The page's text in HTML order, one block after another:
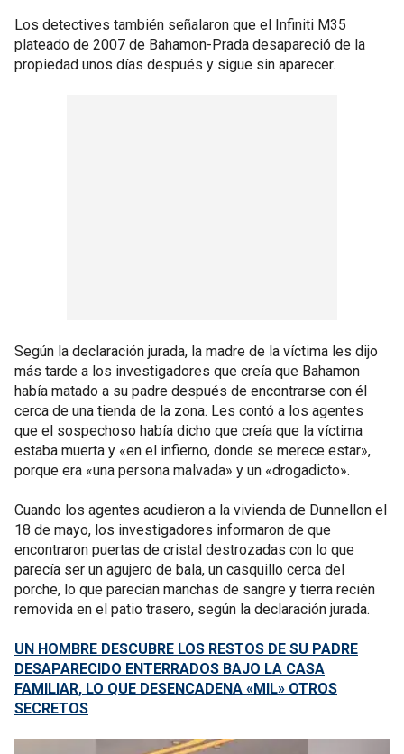
Los detectives también señalaron que el Infiniti M35
plateado de 2007 de Bahamon-Prada desapareció de la
propiedad unos días después y sigue sin aparecer.
Según la declaración jurada, la madre de la víctima les dijo
más tarde a los investigadores que creía que Bahamon
había matado a su padre después de encontrarse con él
cerca de una tienda de la zona. Les contó a los agentes
que el sospechoso había dicho que creía que la víctima
estaba muerta y «en el infierno, donde se merece estar»,
porque era «una persona malvada» y un «drogadicto».
Cuando los agentes acudieron a la vivienda de Dunnellon el
18 de mayo, los investigadores informaron de que
encontraron puertas de cristal destrozadas con lo que
parecía ser un agujero de bala, un casquillo cerca del
porche, lo que parecían manchas de sangre y tierra recién
removida en el patio trasero, según la declaración jurada.
UN HOMBRE DESCUBRE LOS RESTOS DE SU PADRE
DESAPARECIDO ENTERRADOS BAJO LA CASA
FAMILIAR, LO QUE DESENCADENA «MIL» OTROS
SECRETOS